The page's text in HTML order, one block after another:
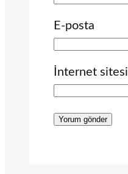
E-posta
İnternet sitesi